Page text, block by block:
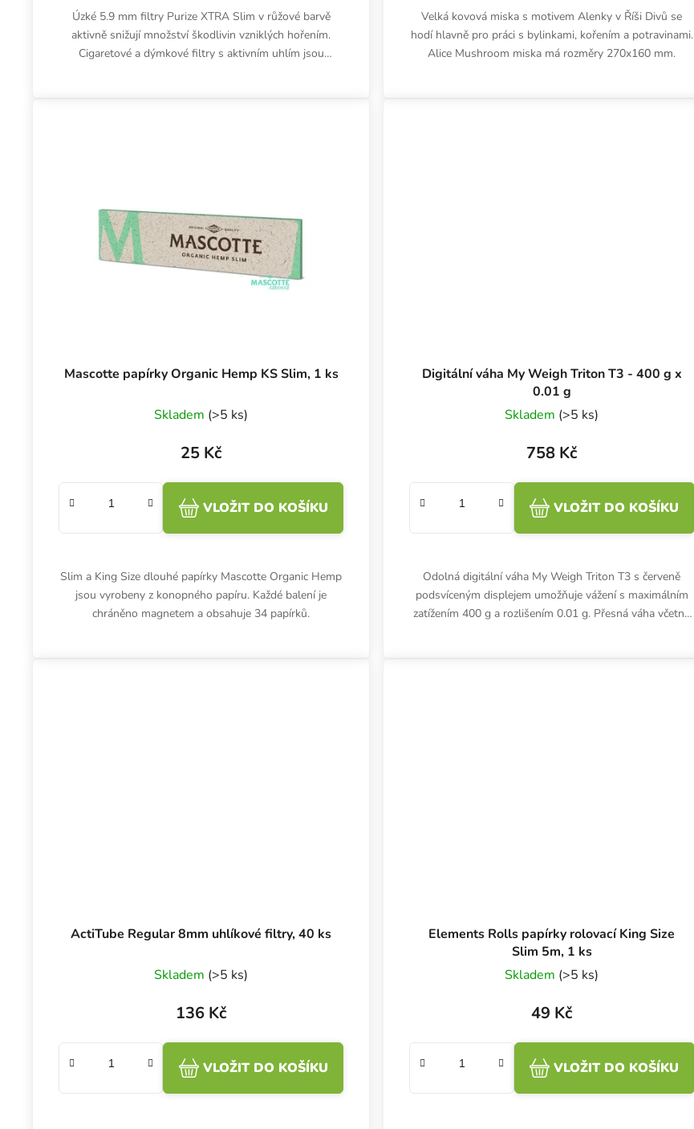
Úzké 5.9 mm filtry Purize XTRA Slim v růžové barvě
aktivně snižují množství škodlivin vzniklých hořením.
Cigaretové a dýmkové filtry s aktivním uhlím jsou
Velká kovová miska s motivem Alenky v Říši Divů se
hodí hlavně pro práci s bylinkami, kořením a potravinami.
Alice Mushroom miska má rozměry 270x160 mm.
Mascotte papírky Organic Hemp KS Slim, 1 ks
Skladem (>5 ks)
25 Kč
VLOŽIT DO KOŠÍKU
Slim a King Size dlouhé papírky Mascotte Organic Hemp
jsou vyrobeny z konopného papíru. Každé balení je
chráněno magnetem a obsahuje 34 papírků.
Digitální váha My Weigh Triton T3 - 400 g x
0.01 g
Skladem (>5 ks)
758 Kč
VLOŽIT DO KOŠÍKU
Odolná digitální váha My Weigh Triton T3 s červeně
podsvíceným displejem umožňuje vážení s maximálním
zatížením 400 g a rozlišením 0.01 g. Přesná váha včetně
ActiTube Regular 8mm uhlíkové filtry, 40 ks
Skladem (>5 ks)
136 Kč
VLOŽIT DO KOŠÍKU
Elements Rolls papírky rolovací King Size
Slim 5m, 1 ks
Skladem (>5 ks)
49 Kč
VLOŽIT DO KOŠÍKU